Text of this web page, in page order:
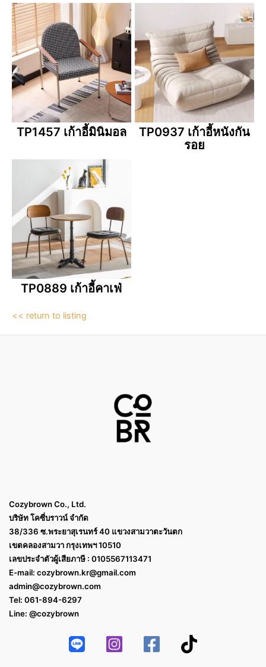
TP1457 เก้าอี้มินิมอล
TP0937 เก้าอี้หนังกัน
รอย
TP0889 เก้าอี้คาเฟ่
<< return to listing
Cozybrown Co., Ltd.
บริษัท โคซี่บราวน์ จำกัด
38/336 ซ.พระยาสุเรนทร์ 40 แขวงสามวาตะวันตก
เขตคลองสามวา กรุงเทพฯ 10510
เลขประจำตัวผู้เสียภาษี : 0105567113471
E-mail: cozybrown.kr@gmail.com
admin@cozybrown.com
Tel: 061-894-6297
Line: @cozybrown